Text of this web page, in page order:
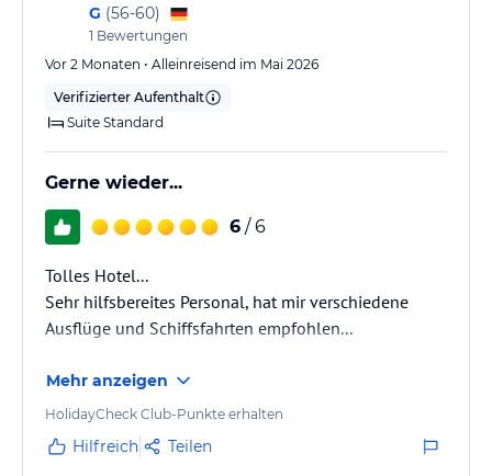
G (56-60)
1 Bewertungen
Vor 2 Monaten • Alleinreisend im Mai 2026
Verifizierter Aufenthalt
Suite Standard
Gerne wieder...
6 / 6
Tolles Hotel...
Sehr hilfsbereites Personal, hat mir verschiedene
Ausflüge und Schiffsfahrten empfohlen...
Mehr anzeigen
HolidayCheck Club-Punkte erhalten
Hilfreich Teilen